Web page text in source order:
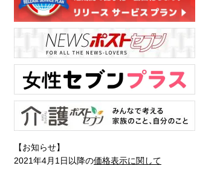
【お知らせ】
2021年4月1日以降の価格表示に関して